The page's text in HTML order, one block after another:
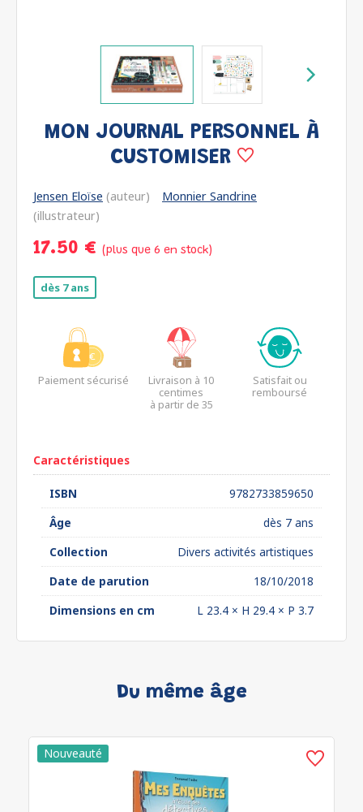
MON JOURNAL PERSONNEL À
CUSTOMISER
Jensen Eloïse (auteur)
Monnier Sandrine
(illustrateur)
17.50 € (plus que 6 en stock)
dès 7 ans
Paiement sécurisé
Livraison à 10
centimes
à partir de 35
Satisfait ou
remboursé
Caractéristiques
ISBN
9782733859650
Âge
dès 7 ans
Collection
Divers activités artistiques
Date de parution
18/10/2018
Dimensions en cm
L 23.4 × H 29.4 × P 3.7
Du même âge